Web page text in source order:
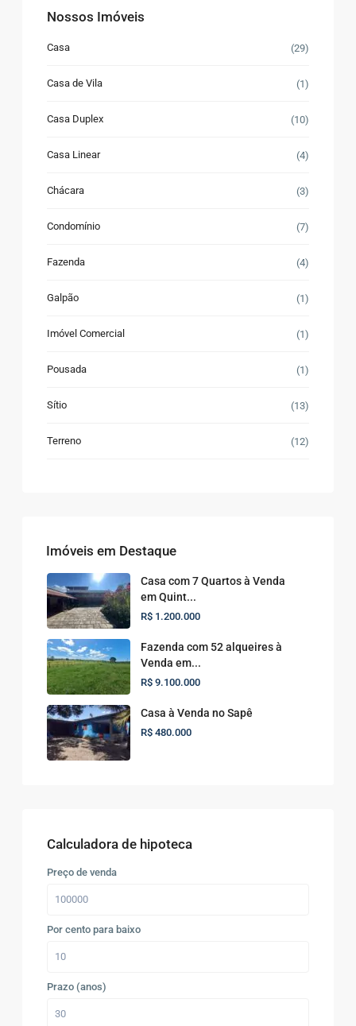
Nossos Imóveis
Casa (29)
Casa de Vila (1)
Casa Duplex (10)
Casa Linear (4)
Chácara (3)
Condomínio (7)
Fazenda (4)
Galpão (1)
Imóvel Comercial (1)
Pousada (1)
Sítio (13)
Terreno (12)
Imóveis em Destaque
Casa com 7 Quartos à Venda
em Quint...
R$ 1.200.000
Fazenda com 52 alqueires à
Venda em...
R$ 9.100.000
Casa à Venda no Sapê
R$ 480.000
Calculadora de hipoteca
Preço de venda
Por cento para baixo
Prazo (anos)